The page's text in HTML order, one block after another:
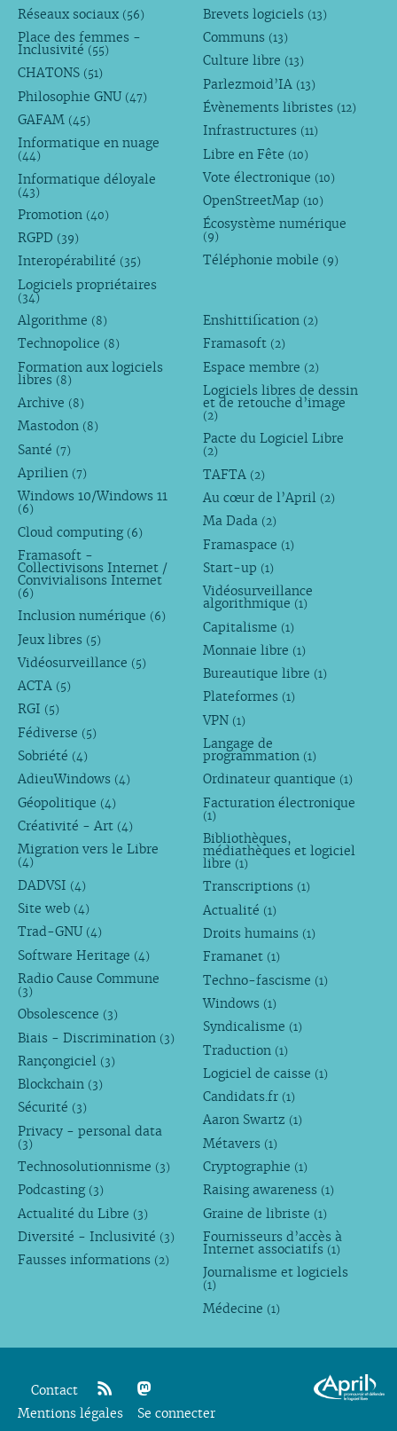
Réseaux sociaux (56)
Place des femmes -
Inclusivité (55)
CHATONS (51)
Philosophie GNU (47)
GAFAM (45)
Informatique en nuage
(44)
Informatique déloyale
(43)
Promotion (40)
RGPD (39)
Interopérabilité (35)
Logiciels propriétaires
(34)
Brevets logiciels (13)
Communs (13)
Culture libre (13)
Parlezmoid’IA (13)
Évènements libristes (12)
Infrastructures (11)
Libre en Fête (10)
Vote électronique (10)
OpenStreetMap (10)
Écosystème numérique
(9)
Téléphonie mobile (9)
Algorithme (8)
Technopolice (8)
Formation aux logiciels
libres (8)
Archive (8)
Mastodon (8)
Santé (7)
Aprilien (7)
Windows 10/Windows 11
(6)
Cloud computing (6)
Framasoft -
Collectivisons Internet /
Convivialisons Internet
(6)
Inclusion numérique (6)
Jeux libres (5)
Vidéosurveillance (5)
ACTA (5)
RGI (5)
Fédiverse (5)
Sobriété (4)
AdieuWindows (4)
Géopolitique (4)
Créativité - Art (4)
Migration vers le Libre
(4)
DADVSI (4)
Site web (4)
Trad-GNU (4)
Software Heritage (4)
Radio Cause Commune
(3)
Obsolescence (3)
Biais - Discrimination (3)
Rançongiciel (3)
Blockchain (3)
Sécurité (3)
Privacy - personal data
(3)
Technosolutionnisme (3)
Podcasting (3)
Actualité du Libre (3)
Diversité - Inclusivité (3)
Fausses informations (2)
Enshittification (2)
Framasoft (2)
Espace membre (2)
Logiciels libres de dessin
et de retouche d’image
(2)
Pacte du Logiciel Libre
(2)
TAFTA (2)
Au cœur de l’April (2)
Ma Dada (2)
Framaspace (1)
Start-up (1)
Vidéosurveillance
algorithmique (1)
Capitalisme (1)
Monnaie libre (1)
Bureautique libre (1)
Plateformes (1)
VPN (1)
Langage de
programmation (1)
Ordinateur quantique (1)
Facturation électronique
(1)
Bibliothèques,
médiathèques et logiciel
libre (1)
Transcriptions (1)
Actualité (1)
Droits humains (1)
Framanet (1)
Techno-fascisme (1)
Windows (1)
Syndicalisme (1)
Traduction (1)
Logiciel de caisse (1)
Candidats.fr (1)
Aaron Swartz (1)
Métavers (1)
Cryptographie (1)
Raising awareness (1)
Graine de libriste (1)
Fournisseurs d’accès à
Internet associatifs (1)
Journalisme et logiciels
(1)
Médecine (1)
Contact
rss mastodon
Mentions légales Se connecter